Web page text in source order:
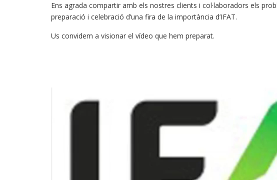
Ens agrada compartir amb els nostres clients i col·laboradors els
preparació i celebració d’una fira de la importància d’IFAT.
Us convidem a visionar el vídeo que hem preparat.